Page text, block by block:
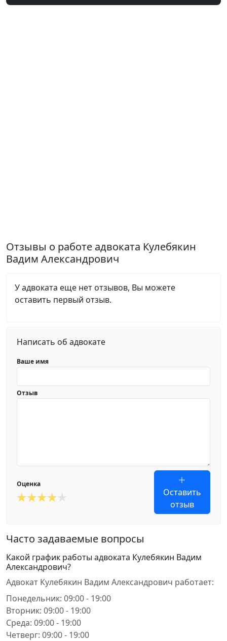
Отзывы о работе адвоката Кулебякин
Вадим Александрович
У адвоката еще нет отзывов, Вы можете
оставить первый отзыв.
Написать об адвокате
Ваше имя
Отзыв
Оценка
Оставить
отзыв
Часто задаваемые вопросы
Какой график работы адвоката Кулебякин Вадим
Александрович?
Адвокат Кулебякин Вадим Александрович работает:
Понедельник: 09:00 - 19:00
Вторник: 09:00 - 19:00
Среда: 09:00 - 19:00
Четверг: 09:00 - 19:00